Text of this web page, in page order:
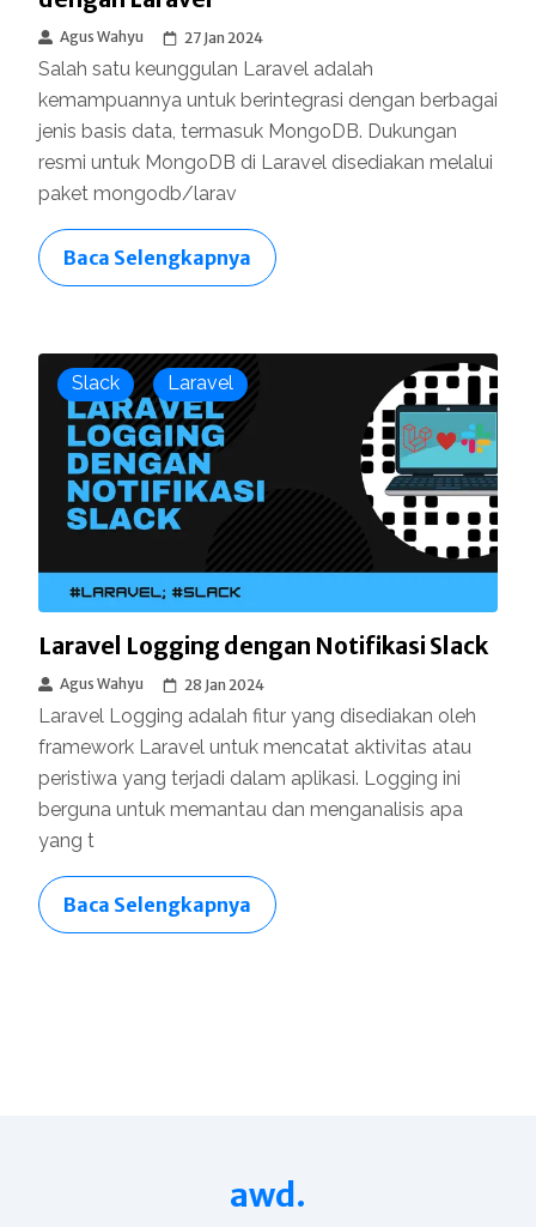
Agus Wahyu 27 Jan 2024
Salah satu keunggulan Laravel adalah
kemampuannya untuk berintegrasi dengan berbagai
jenis basis data, termasuk MongoDB. Dukungan
resmi untuk MongoDB di Laravel disediakan melalui
paket mongodb/larav
Baca Selengkapnya
Slack Laravel
Laravel Logging dengan Notifikasi Slack
Agus Wahyu 28 Jan 2024
Laravel Logging adalah fitur yang disediakan oleh
framework Laravel untuk mencatat aktivitas atau
peristiwa yang terjadi dalam aplikasi. Logging ini
berguna untuk memantau dan menganalisis apa
yang t
Baca Selengkapnya
awd.